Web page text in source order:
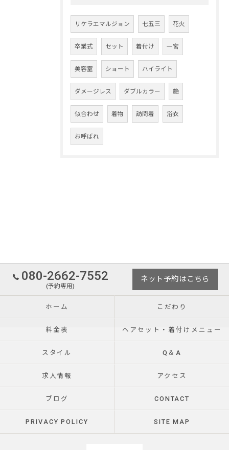
リケラエマルジョン 七五三 花火
卒業式 セット 着付け 一宮
美容室 ショート ハイライト
ダメージレス ダブルカラー 艶
似合わせ 着物 訪問着 浴衣
お呼ばれ
080-2662-7552
(予約専用)
ネット予約はこちら
ホーム こだわり
料金表 ヘアセット・着付けメニュー
スタイル Q＆A
求人情報 アクセス
ブログ CONTACT
PRIVACY POLICY SITE MAP